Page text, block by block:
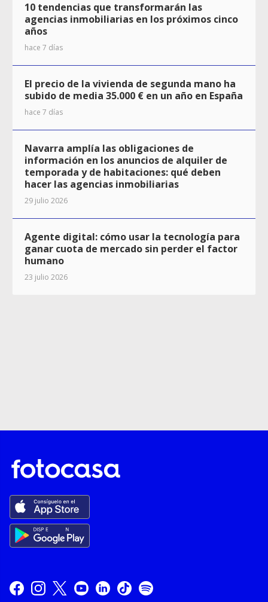
10 tendencias que transformarán las
agencias inmobiliarias en los próximos cinco
años
hace 7 días
El precio de la vivienda de segunda mano ha
subido de media 35.000 € en un año en España
hace 7 días
Navarra amplía las obligaciones de
información en los anuncios de alquiler de
temporada y de habitaciones: qué deben
hacer las agencias inmobiliarias
29 julio 2026
Agente digital: cómo usar la tecnología para
ganar cuota de mercado sin perder el factor
humano
23 julio 2026